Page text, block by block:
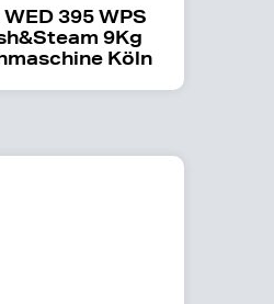
395 WPS
9Kg
Köln